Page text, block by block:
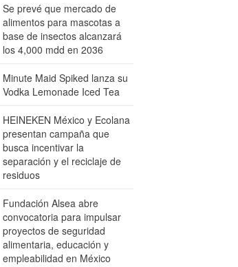
Se prevé que mercado de
alimentos para mascotas a
base de insectos alcanzará
los 4,000 mdd en 2036
Minute Maid Spiked lanza su
Vodka Lemonade Iced Tea
HEINEKEN México y Ecolana
presentan campaña que
busca incentivar la
separación y el reciclaje de
residuos
Fundación Alsea abre
convocatoria para impulsar
proyectos de seguridad
alimentaria, educación y
empleabilidad en México